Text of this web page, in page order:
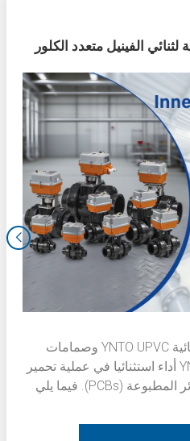
الفينيل متعدد الكلور
تظهر صمامات التبديل الكهربائية YNTO UPVC وصمامات
التحكم الكهربائية YNTO UPVC أداء استثنائيا في عملية تحمير
الطبقة الداخلية للوحات الدوائر المطبوعة (PCBs). فيما يلي